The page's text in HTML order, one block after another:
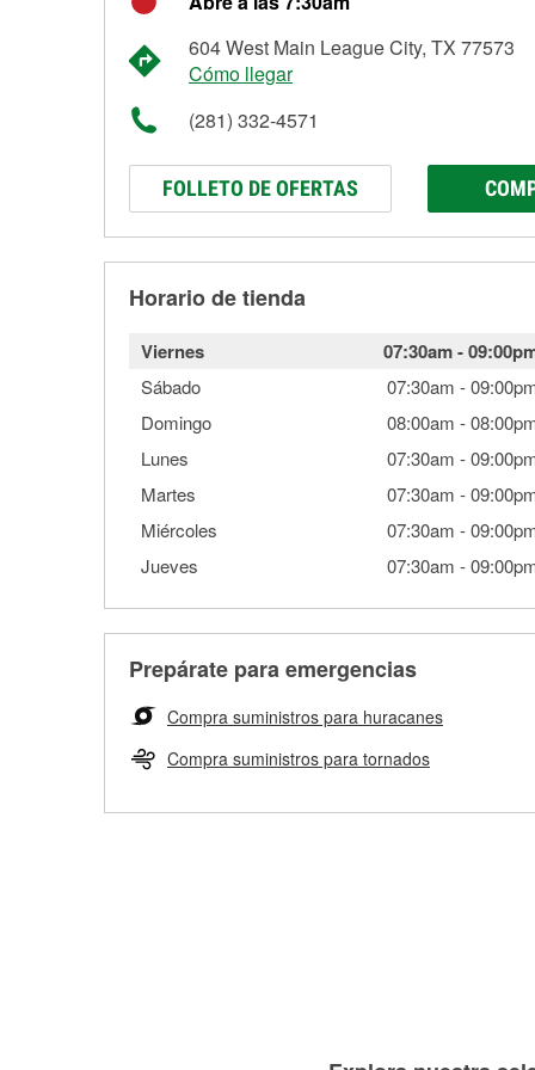
604 West Main League City, TX 77573
Cómo llegar
(281) 332-4571
FOLLETO DE OFERTAS
Horario de tienda
Viernes 07:30am-
Sábado 07:30am -
Domingo
08:00am -
Lunes
07:30am -
Martes
07:30am -
Miércoles
07:30am -
Jueves
07:30am -
Prepárate para emergencias
Compra suministros para huracanes
Compra suministros para tornados